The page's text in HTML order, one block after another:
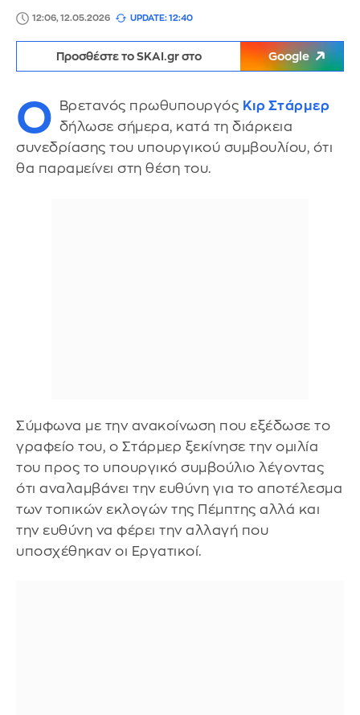
12:06, 12.05.2026 UPDATE: 12:40
Προσθέστε το SKAI.gr στο Google
Ο Βρετανός πρωθυπουργός Κιρ Στάρμερ
δήλωσε σήμερα, κατά τη διάρκεια
συνεδρίασης του υπουργικού συμβουλίου, ότι
θα παραμείνει στη θέση του.
Σύμφωνα με την ανακοίνωση που εξέδωσε το
γραφείο του, ο Στάρμερ ξεκίνησε την ομιλία
του προς το υπουργικό συμβούλιο λέγοντας
ότι αναλαμβάνει την ευθύνη για το αποτέλεσμα
των τοπικών εκλογών της Πέμπτης αλλά και
την ευθύνη να φέρει την αλλαγή που
υποσχέθηκαν οι Εργατικοί.